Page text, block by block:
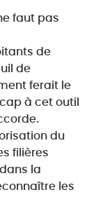
faut pas
de
de
ferait le
à cet outil
du
filières
la
les